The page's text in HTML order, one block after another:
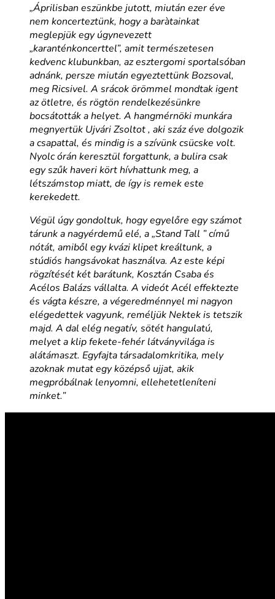
„Áprilisban eszünkbe jutott, miután ezer éve
nem koncerteztünk, hogy a baràtainkat
meglepjük egy úgynevezett
„karanténkoncerttel”, amit természetesen
kedvenc klubunkban, az esztergomi sportalsóban
adnánk, persze miután egyeztettünk Bozsoval,
meg Ricsivel. A srácok örömmel mondtak igent
az ötletre, és rögtön rendelkezésünkre
bocsátották a helyet. A hangmérnöki munkára
megnyertük Ujvári Zsoltot , aki száz éve dolgozik
a csapattal, és mindig is a szívünk csücske volt.
Nyolc órán keresztül forgattunk, a bulira csak
egy szűk haveri kört hívhattunk meg, a
létszámstop miatt, de így is remek este
kerekedett.
Végül úgy gondoltuk, hogy egyelőre egy számot
tárunk a nagyérdemű elé, a „Stand Tall ” című
nótát, amiből egy kvázi klipet kreáltunk, a
stúdiós hangsávokat használva. Az este képi
rögzítését két barátunk, Kosztán Csaba és
Acélos Balázs vállalta. A videót Acél effektezte
és vágta készre, a végeredménnyel mi nagyon
elégedettek vagyunk, reméljük Nektek is tetszik
majd. A dal elég negatív, sötét hangulatú,
melyet a klip fekete-fehér látványvilága is
alátámaszt. Egyfajta társadalomkritika, mely
azoknak mutat egy középső ujjat, akik
megpróbálnak lenyomni, ellehetetleníteni
minket.”